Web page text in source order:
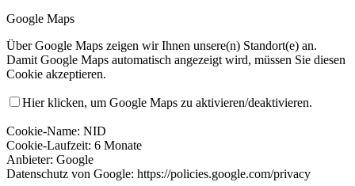
Google Maps
Über Google Maps zeigen wir Ihnen unsere(n) Standort(e) an.
Damit Google Maps automatisch angezeigt wird, müssen Sie diesen
Cookie akzeptieren.
Hier klicken, um Google Maps zu aktivieren/deaktivieren.
Cookie-Name: NID
Cookie-Laufzeit: 6 Monate
Anbieter: Google
Datenschutz von Google: https://policies.google.com/privacy